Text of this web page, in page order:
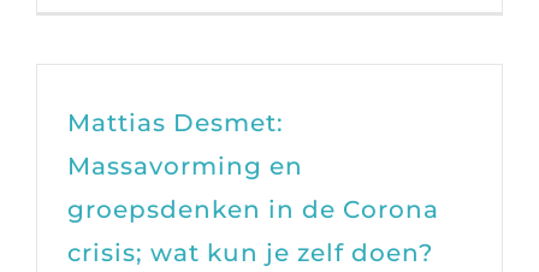
Mattias Desmet:
Massavorming en
groepsdenken in de Corona
crisis; wat kun je zelf doen?